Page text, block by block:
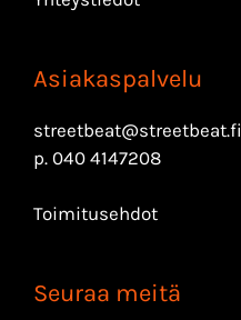
Asiakaspalvelu
streetbeat@streetbeat.fi
p. 040 4147208
Toimitusehdot
Seuraa meitä